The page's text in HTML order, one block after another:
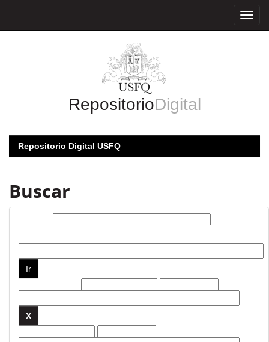
RepositorioDigital
Repositorio Digital USFQ
Buscar